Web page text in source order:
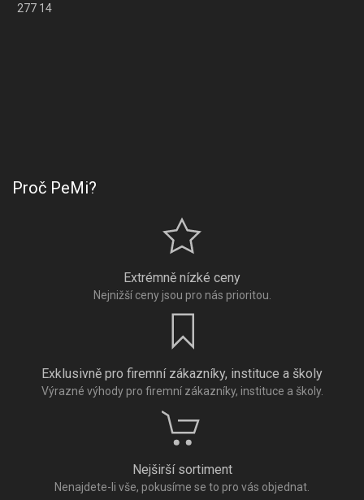
277 14
Proč PeMi?
Extrémně nízké ceny
Nejnižší ceny jsou pro nás prioritou.
Exklusivně pro firemní zákazníky, instituce a školy
Výrazné výhody pro firemní zákazníky, instituce a školy.
Nejširší sortiment
Nenajdete-li vše, pokusíme se to pro vás objednat.